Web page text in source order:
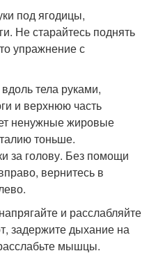
под ягодицы,
Не старайтесь поднять
упражнение с
тела руками,
и верхнюю часть
ненужные жировые
тоньше.
за голову. Без помощи
вернитесь в
и расслабляйте
задержите дыхание на
мышцы.